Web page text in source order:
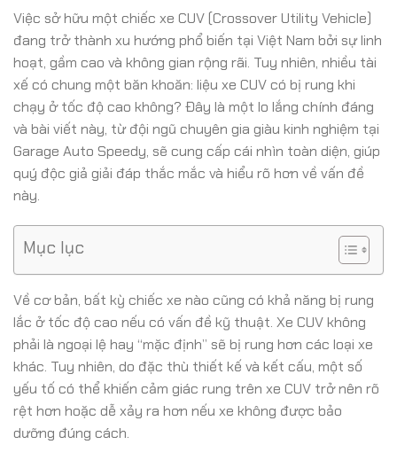
Việc sở hữu một chiếc xe CUV (Crossover Utility Vehicle)
đang trở thành xu hướng phổ biến tại Việt Nam bởi sự linh
hoạt, gầm cao và không gian rộng rãi. Tuy nhiên, nhiều tài
xế có chung một băn khoăn: liệu xe CUV có bị rung khi
chạy ở tốc độ cao không? Đây là một lo lắng chính đáng
và bài viết này, từ đội ngũ chuyên gia giàu kinh nghiệm tại
Garage Auto Speedy, sẽ cung cấp cái nhìn toàn diện, giúp
quý độc giả giải đáp thắc mắc và hiểu rõ hơn về vấn đề
này.
Mục lục
Về cơ bản, bất kỳ chiếc xe nào cũng có khả năng bị rung
lắc ở tốc độ cao nếu có vấn đề kỹ thuật. Xe CUV không
phải là ngoại lệ hay “mặc định” sẽ bị rung hơn các loại xe
khác. Tuy nhiên, do đặc thù thiết kế và kết cấu, một số
yếu tố có thể khiến cảm giác rung trên xe CUV trở nên rõ
rệt hơn hoặc dễ xảy ra hơn nếu xe không được bảo
dưỡng đúng cách.